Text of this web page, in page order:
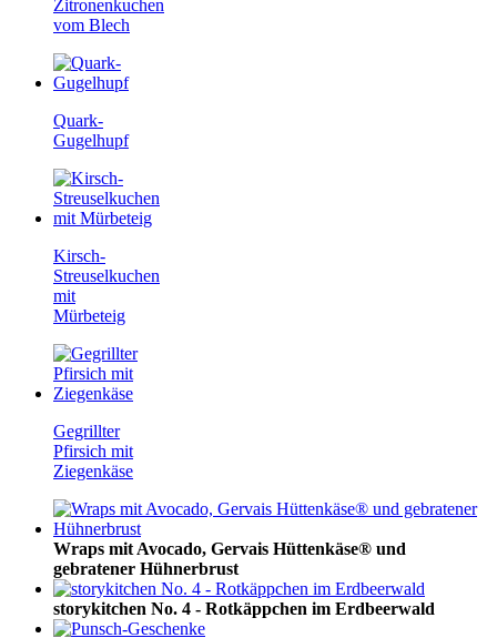
Zitronenkuchen
vom Blech
Quark-
Gugelhupf
Kirsch-
Streuselkuchen
mit
Mürbeteig
Gegrillter
Pfirsich mit
Ziegenkäse
Wraps mit Avocado, Gervais Hüttenkäse® und
gebratener Hühnerbrust
storykitchen No. 4 - Rotkäppchen im Erdbeerwald